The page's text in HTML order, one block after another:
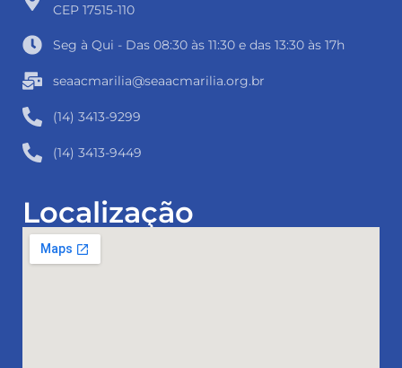
CEP 17515-110
Seg à Qui - Das 08:30 às 11:30 e das 13:30 às 17h
seaacmarilia@seaacmarilia.org.br
(14) 3413-9299
(14) 3413-9449
Localização